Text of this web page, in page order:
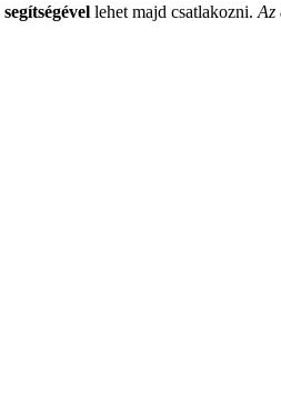
lehet majd csatlakozni. Az